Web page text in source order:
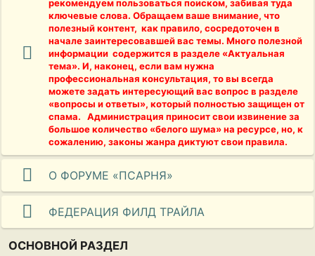
рекомендуем пользоваться поиском, забивая туда
ключевые слова. Обращаем ваше внимание, что
полезный контент, как правило, сосредоточен в
начале заинтересовавшей вас темы. Много полезной
информации содержится в разделе «Актуальная
тема». И, наконец, если вам нужна
профессиональная консультация, то вы всегда
можете задать интересующий вас вопрос в разделе
«вопросы и ответы», который полностью защищен от
спама. Администрация приносит свои извинение за
большое количество «белого шума» на ресурсе, но, к
сожалению, законы жанра диктуют свои правила.
О ФОРУМЕ «ПСАРНЯ»
ФЕДЕРАЦИЯ ФИЛД ТРАЙЛА
ОСНОВНОЙ РАЗДЕЛ